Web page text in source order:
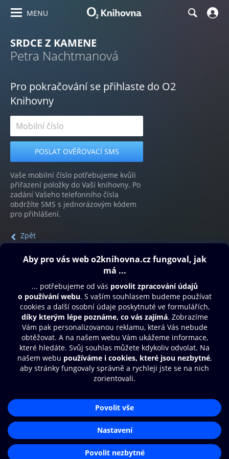
MENU
SRDCE Z KAMENE
Petra Nachtmanová
Pro pokračování se přihlaste do O2
Knihovny
Vaše mobilní číslo potřebujeme kvůli
přiřazení položky do Vaší knihovny. Po
zadání Vašeho telefonního čísla
obdržíte SMS s jednorázovým kódem
pro přihlášení.
Zpět
Obsah ke stažení
Moje O2 Knihovna
Další zábava
© O2 Czech Republic a.s.
Přístupnost
Zásady zpracování osobních údajů
Nastavení cookies
Aplikace O2 Knihovna
Čti a poslouchej své e-knihy a
audioknihy rychleji a pohodlněji.